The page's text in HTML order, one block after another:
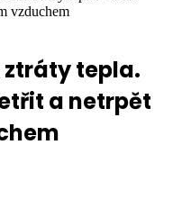
vzduchem
ztráty tepla.
a netrpět